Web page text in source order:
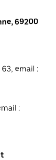
69200
63, email :
: